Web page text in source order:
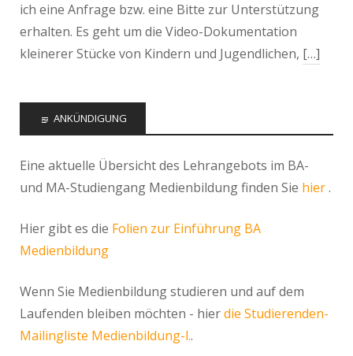
ich eine Anfrage bzw. eine Bitte zur Unterstützung
erhalten. Es geht um die Video-Dokumentation
kleinerer Stücke von Kindern und Jugendlichen, […]
ANKÜNDIGUNG
Eine aktuelle Übersicht des Lehrangebots im BA-
und MA-Studiengang Medienbildung finden Sie hier.
Hier gibt es die Folien zur Einführung BA
Medienbildung
Wenn Sie Medienbildung studieren und auf dem
Laufenden bleiben möchten - hierdie Studierenden-
Mailingliste Medienbildung-l..